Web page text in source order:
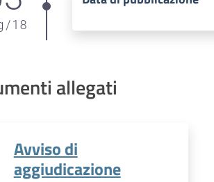
/18
allegati
Avviso di
aggiudicazione